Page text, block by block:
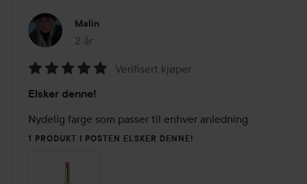
Malin
2 år
Innlegget ble opprettet 2 år
5
av
5
Verifisert kjøper
Elsker denne!
Nydelig farge som passer til enhver anledning
1 PRODUKT I POSTEN ELSKER DENNE!